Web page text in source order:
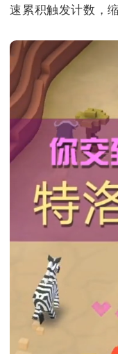
速累积触发计数，